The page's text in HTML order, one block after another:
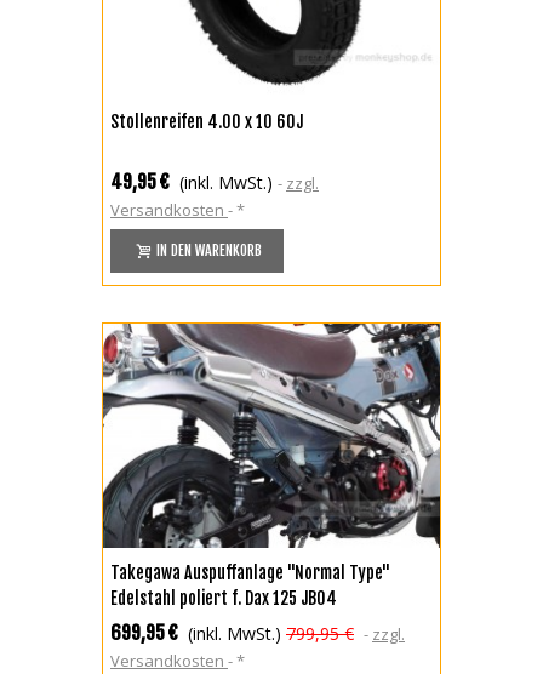
Stollenreifen 4.00 x 10 60J
49,95 € (inkl. MwSt.)
zzgl.
Versandkosten
*
IN DEN WARENKORB
Takegawa Auspuffanlage "Normal Type"
Edelstahl poliert f. Dax 125 JB04
699,95 € (inkl. MwSt.) 799,95 €
zzgl.
Versandkosten
*